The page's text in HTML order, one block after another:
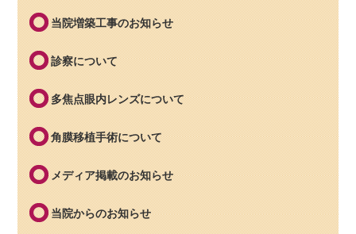
当院増築工事のお知らせ
診察について
多焦点眼内レンズについて
角膜移植手術について
メディア掲載のお知らせ
当院からのお知らせ